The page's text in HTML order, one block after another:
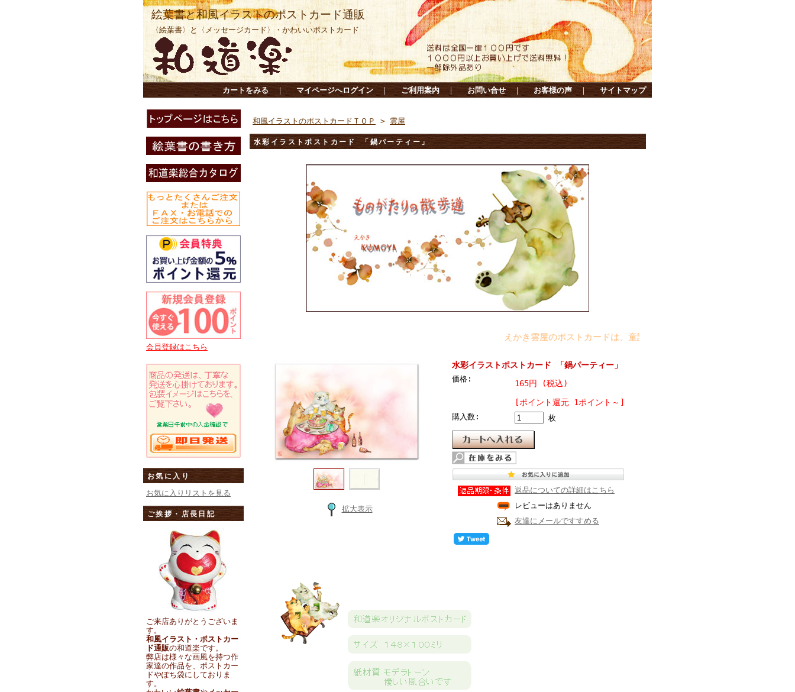
絵葉書と和風イラストのポストカード通販
〈絵葉書〉と〈メッセージカード〉・かわいいポストカード
カートをみる ｜ マイページへログイン ｜ ご利用案内 ｜ お問い合せ ｜ お客様の声 ｜ サイトマップ
会員登録はこちら
お気に入り
お気に入りリストを見る
ご挨拶・店長日記
ご来店ありがとうございま
す。
和風イラスト・ポストカー
ド通販の和道楽です。
弊店は様々な画風を持つ作
家達の作品を、ポストカー
ドやぽち袋にしておりま
す。
和風イラストのポストカードＴＯＰ > 雲屋
水彩イラストポストカード 「鍋パーティー」
えかき雲屋のポストカードは、童話や神話をテーマにした不思議なイラスト
拡大表示
水彩イラストポストカード 「鍋パーティー」
価格:
165円 (税込)
[ポイント還元 1ポイント～]
購入数: 枚
返品についての詳細はこちら
レビューはありません
友達にメールですすめる